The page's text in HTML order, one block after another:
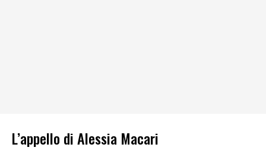
L’appello di Alessia Macari